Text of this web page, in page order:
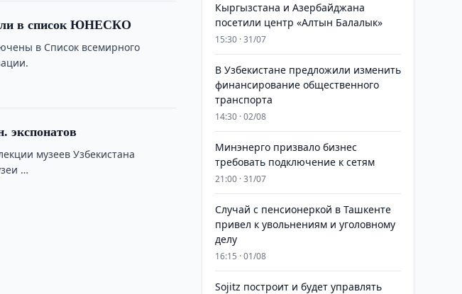
в список ЮНЕСКО
в Список всемирного
экспонатов
музеев Узбекистана
…
Кыргызстана и Азербайджана
посетили центр «Алтын Балалык»
15:30 · 31/07
В Узбекистане предложили изменить
финансирование общественного
транспорта
14:30 · 02/08
Минэнерго призвало бизнес
требовать подключение к сетям
21:00 · 31/07
Случай с пенсионеркой в Ташкенте
привел к увольнениям и уголовному
делу
16:15 · 01/08
Sojitz построит и будет управлять